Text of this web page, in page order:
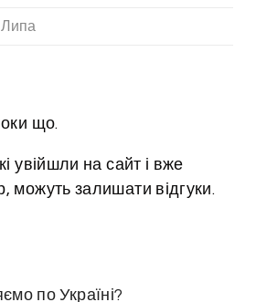
Липа
що.
увійшли на сайт і вже
можуть залишати відгуки.
по Україні?